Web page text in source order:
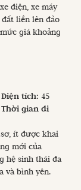
điện, xe máy
liền lên đảo
giá khoảng
Diện tích: 45
Thời gian di
ít được khai
mới của
hệ sinh thái đa
và bình yên.